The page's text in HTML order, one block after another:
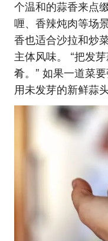
个温和的蒜香来点
喱、香辣炖肉等场
香也适合沙拉和炒
主体风味。 “把发
肴。” 如果一道菜
用未发芽的新鲜蒜头